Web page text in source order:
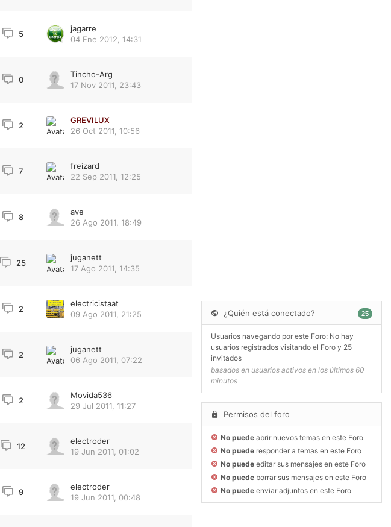
5
jagarre
04 Ene 2012, 14:31
0
Tincho-Arg
17 Nov 2011, 23:43
2
GREVILUX
26 Oct 2011, 10:56
7
freizard
22 Sep 2011, 12:25
8
ave
26 Ago 2011, 18:49
25
juganett
17 Ago 2011, 14:35
2
electricistaat
09 Ago 2011, 21:25
2
juganett
06 Ago 2011, 07:22
2
Movida536
29 Jul 2011, 11:27
12
electroder
19 Jun 2011, 01:02
9
electroder
19 Jun 2011, 00:48
¿Quién está conectado? 25
Usuarios navegando por este Foro: No hay
usuarios registrados visitando el Foro y 25
invitados
basados en usuarios activos en los últimos 60
minutos
Permisos del foro
No puede abrir nuevos temas en este Foro
No puede responder a temas en este Foro
No puede editar sus mensajes en este Foro
No puede borrar sus mensajes en este Foro
No puede enviar adjuntos en este Foro